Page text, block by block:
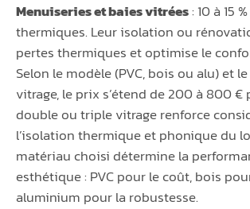
Menuiseries et baies vitrées: 10 à 15
thermiques. Leur isolation ou
pertes thermiques et optimise le
Selon le modèle (PVC, bois ou alu) et
vitrage, le prix s’étend de 200 à 800 €
double ou triple vitrage renforce
l’isolation thermique et phonique du
matériau choisi détermine la
esthétique : PVC pour le coût, bois
aluminium pour la robustesse.